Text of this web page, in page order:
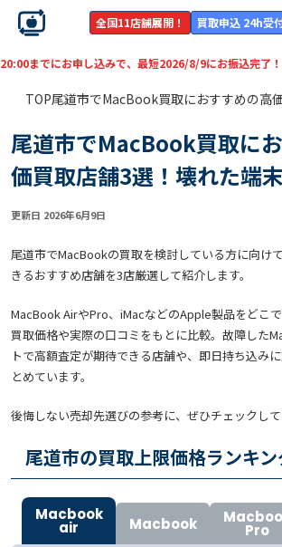
全国11店舗展開！ 買取申込 24h受
申し込みで、最短2026/8/9にお振込完了！
TOP尾道市でMacBook買取におすすめの高
尾道市でMacBook買取に
価買取店舗3選！壊れた端
更新日 2026年6月9日
尾道市でMacBookの買取を検討している方に向け
きるおすすめ店舗を3店厳選して紹介します。
MacBook AirやPro、iMacなどのApple製品をどこ
買取価格や実際の口コミをもとに比較。故障した
トで高額査定が期待できる店舗や、即日持ち込み
とめています。
後悔しない売却先選びの参考に、ぜひチェックして
尾道市の買取上限価格ランキ
Macbook
air Macbook Pro